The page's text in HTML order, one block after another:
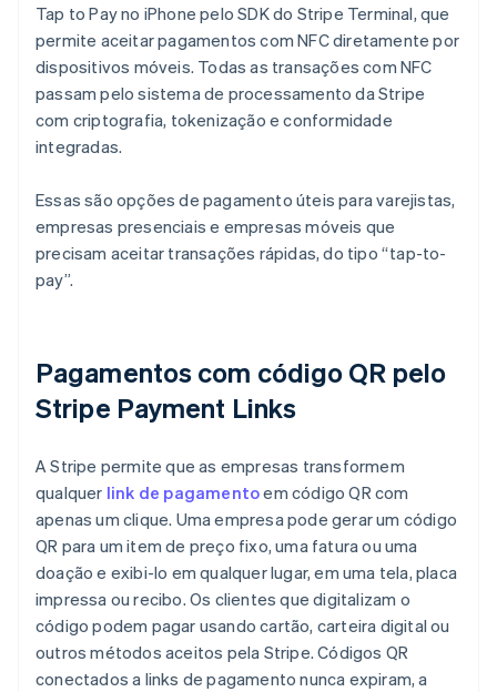
Tap to Pay no iPhone pelo SDK do Stripe Terminal, que
permite aceitar pagamentos com NFC diretamente por
dispositivos móveis. Todas as transações com NFC
passam pelo sistema de processamento da Stripe
com criptografia, tokenização e conformidade
integradas.
Essas são opções de pagamento úteis para varejistas,
empresas presenciais e empresas móveis que
precisam aceitar transações rápidas, do tipo “tap-to-
pay”.
Pagamentos com código QR pelo
Stripe Payment Links
A Stripe permite que as empresas transformem
qualquer link de pagamentoem código QR com
apenas um clique. Uma empresa pode gerar um código
QR para um item de preço fixo, uma fatura ou uma
doação e exibi-lo em qualquer lugar, em uma tela, placa
impressa ou recibo. Os clientes que digitalizam o
código podem pagar usando cartão, carteira digital ou
outros métodos aceitos pela Stripe. Códigos QR
conectados a links de pagamento nunca expiram, a